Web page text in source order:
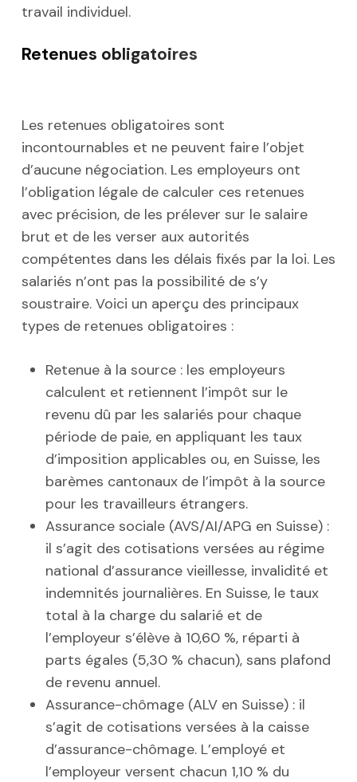
travail individuel.
Retenues obligatoires
Les retenues obligatoires sont
incontournables et ne peuvent faire l’objet
d’aucune négociation. Les employeurs ont
l’obligation légale de calculer ces retenues
avec précision, de les prélever sur le salaire
brut et de les verser aux autorités
compétentes dans les délais fixés par la loi. Les
salariés n’ont pas la possibilité de s’y
soustraire. Voici un aperçu des principaux
types de retenues obligatoires :
Retenue à la source : les employeurs
calculent et retiennent l’impôt sur le
revenu dû par les salariés pour chaque
période de paie, en appliquant les taux
d’imposition applicables ou, en Suisse, les
barèmes cantonaux de l’impôt à la source
pour les travailleurs étrangers.
Assurance sociale (AVS/AI/APG en Suisse) :
il s’agit des cotisations versées au régime
national d’assurance vieillesse, invalidité et
indemnités journalières. En Suisse, le taux
total à la charge du salarié et de
l’employeur s’élève à 10,60 %, réparti à
parts égales (5,30 % chacun), sans plafond
de revenu annuel.
Assurance-chômage (ALV en Suisse) : il
s’agit de cotisations versées à la caisse
d’assurance-chômage. L’employé et
l’employeur versent chacun 1,10 % du